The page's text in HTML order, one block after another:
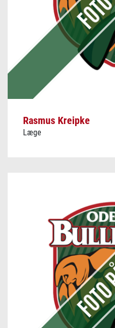
Rasmus Kreipke
Læge